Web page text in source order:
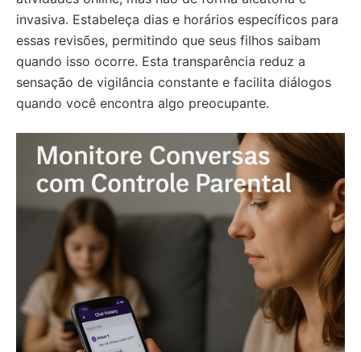
invasiva. Estabeleça dias e horários específicos para
essas revisões, permitindo que seus filhos saibam
quando isso ocorre. Esta transparência reduz a
sensação de vigilância constante e facilita diálogos
quando você encontra algo preocupante.